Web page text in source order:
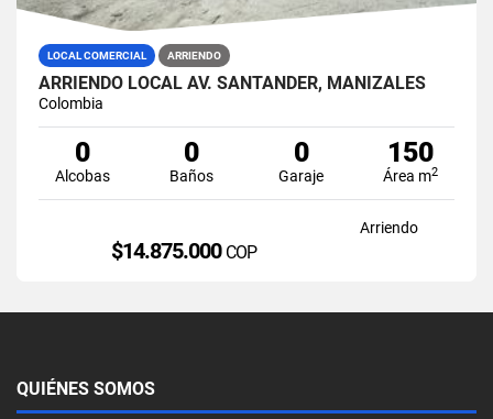
LOCAL COMERCIAL ARRIENDO
ARRIENDO LOCAL AV. SANTANDER, MANIZALES
Colombia
0
Alcobas
0
Baños
0
Garaje
150
Área m2
Arriendo
$14.875.000 COP
QUIÉNES SOMOS